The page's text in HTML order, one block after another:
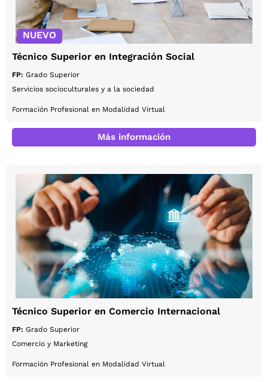
NUEVO
Técnico Superior en Integración Social
FP: Grado Superior
Servicios socioculturales y a la sociedad
Formación Profesional en Modalidad Virtual
Más información
Técnico Superior en Comercio Internacional
FP: Grado Superior
Comercio y Marketing
Formación Profesional en Modalidad Virtual